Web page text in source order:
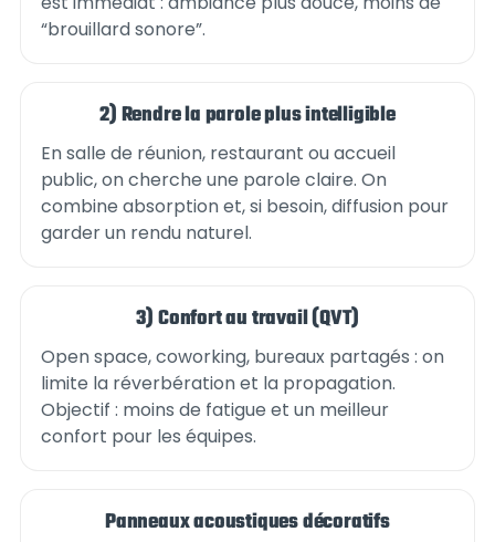
“brouillard sonore”.
2) Rendre la parole plus intelligible
En salle de réunion, restaurant ou accueil
public, on cherche une parole claire. On
combine absorption et, si besoin, diffusion pour
garder un rendu naturel.
3) Confort au travail (QVT)
Open space, coworking, bureaux partagés : on
limite la réverbération et la propagation.
Objectif : moins de fatigue et un meilleur
confort pour les équipes.
Panneaux acoustiques décoratifs